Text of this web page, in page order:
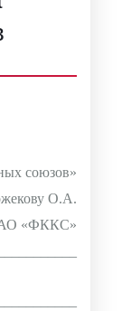
союзов»
О.А.
«ФККС»